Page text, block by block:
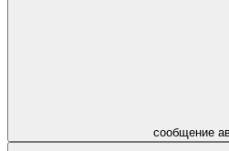
сообщение